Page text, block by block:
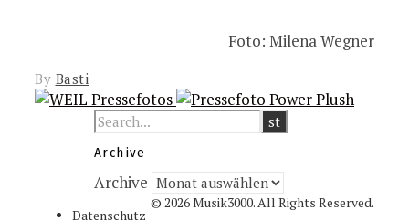
Foto: Milena Wegner
By Basti
Archive
Archive
© 2026 Musik3000. All Rights Reserved.
Datenschutz